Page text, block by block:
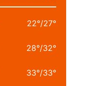
22°/27°
28°/32°
33°/33°